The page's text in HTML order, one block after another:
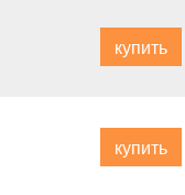
купить
купить